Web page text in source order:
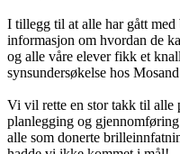
I tillegg til at alle har gått
informasjon om hvordan de
og alle våre elever fikk et
synsundersøkelse hos
Vi vil rette en stor takk til alle
planlegging og
alle som donerte